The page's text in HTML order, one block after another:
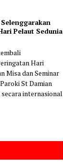
Pelaut Sedunia
Hari
Misa dan Seminar
St Damian
internasional